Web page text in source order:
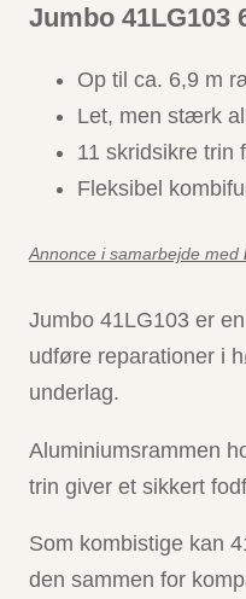
Jumbo 41LG103
Op til ca. 6,9 m
Let, men stærk
11 skridsikre trin
Fleksibel
Annonce i samarbejde med
Jumbo 41LG103 er
udføre reparationer i
underlag.
Aluminiumsrammen
trin giver et sikkert
Som kombistige kan
den sammen for